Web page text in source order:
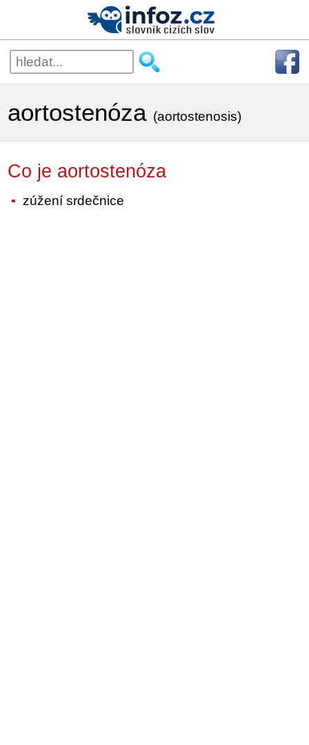
aortostenóza (aortostenosis)
Co je aortostenóza
zúžení srdečnice